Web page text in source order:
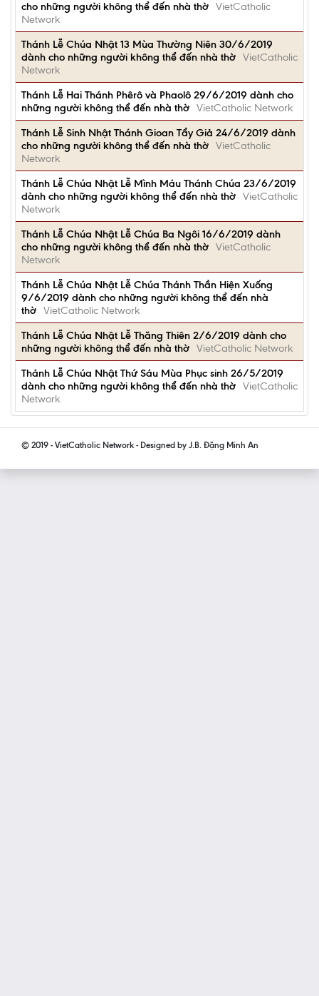
cho những người không thể đến nhà thờ VietCatholic
Network
Thánh Lễ Chúa Nhật 13 Mùa Thường Niên 30/6/2019
dành cho những người không thể đến nhà thờ VietCatholic
Network
Thánh Lễ Hai Thánh Phêrô và Phaolô 29/6/2019 dành cho
những người không thể đến nhà thờ VietCatholic Network
Thánh Lễ Sinh Nhật Thánh Gioan Tẩy Giả 24/6/2019 dành
cho những người không thể đến nhà thờ VietCatholic
Network
Thánh Lễ Chúa Nhật Lễ Mình Máu Thánh Chúa 23/6/2019
dành cho những người không thể đến nhà thờ VietCatholic
Network
Thánh Lễ Chúa Nhật Lễ Chúa Ba Ngôi 16/6/2019 dành
cho những người không thể đến nhà thờ VietCatholic
Network
Thánh Lễ Chúa Nhật Lễ Chúa Thánh Thần Hiện Xuống
9/6/2019 dành cho những người không thể đến nhà
thờ VietCatholic Network
Thánh Lễ Chúa Nhật Lễ Thăng Thiên 2/6/2019 dành cho
những người không thể đến nhà thờ VietCatholic Network
Thánh Lễ Chúa Nhật Thứ Sáu Mùa Phục sinh 26/5/2019
dành cho những người không thể đến nhà thờ VietCatholic
Network
© 2019 - VietCatholic Network - Designed by J.B. Đặng Minh An